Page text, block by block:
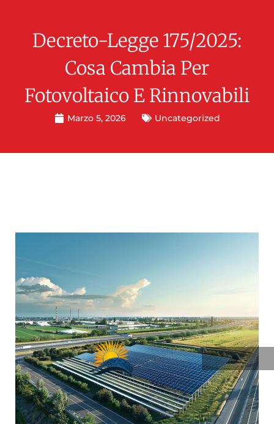
Decreto-Legge 175/2025:
Cosa Cambia Per
Fotovoltaico E Rinnovabili
Marzo 5, 2026 Uncategorized